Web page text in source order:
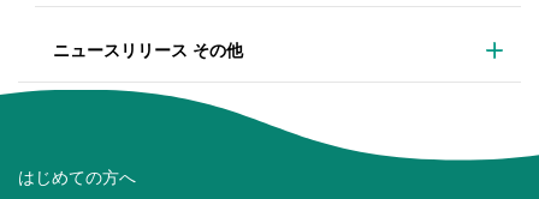
ニュースリリース その他
はじめての方へ